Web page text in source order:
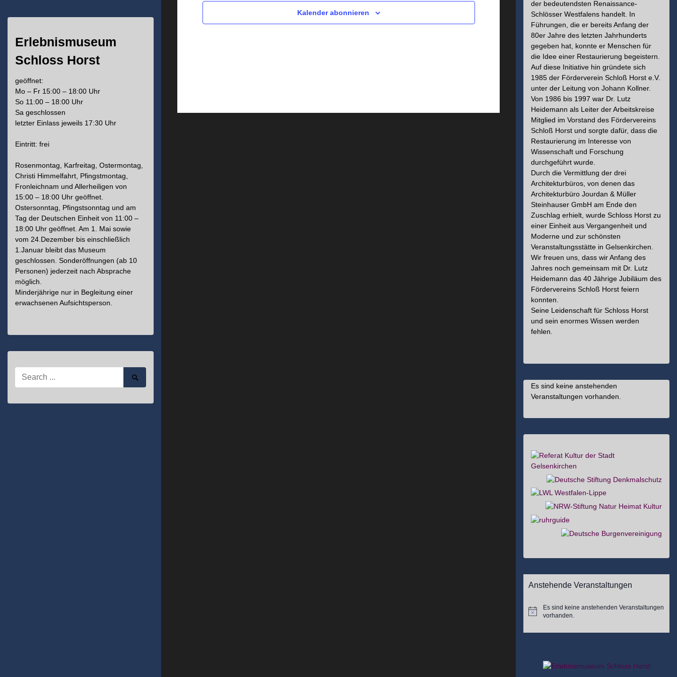
Erlebnismuseum
Schloss Horst
geöffnet:
Mo – Fr 15:00 – 18:00 Uhr
So 11:00 – 18:00 Uhr
Sa geschlossen
letzter Einlass jeweils 17:30 Uhr
Eintritt: frei
Rosenmontag, Karfreitag, Ostermontag,
Christi Himmelfahrt, Pfingstmontag,
Fronleichnam und Allerheiligen von
15:00 – 18:00 Uhr geöffnet.
Ostersonntag, Pfingstsonntag und am
Tag der Deutschen Einheit von 11:00 –
18:00 Uhr geöffnet. Am 1. Mai sowie
vom 24.Dezember bis einschließlich
1.Januar bleibt das Museum
geschlossen. Sonderöffnungen (ab 10
Personen) jederzeit nach Absprache
möglich.
Minderjährige nur in Begleitung einer
erwachsenen Aufsichtsperson.
for:
Search
Submit
Kalender abonnieren
der bedeutendsten Renaissance-
Schlösser Westfalens handelt. In
Führungen, die er bereits Anfang der
80er Jahre des letzten Jahrhunderts
gegeben hat, konnte er Menschen für
die Idee einer Restaurierung begeistern.
Auf diese Initiative hin gründete sich
1985 der Förderverein Schloß Horst e.V.
unter der Leitung von Johann Kollner.
Von 1986 bis 1997 war Dr. Lutz
Heidemann als Leiter der Arbeitskreise
Mitglied im Vorstand des Fördervereins
Schloß Horst und sorgte dafür, dass die
Restaurierung im Interesse von
Wissenschaft und Forschung
durchgeführt wurde.
Durch die Vermittlung der drei
Architekturbüros, von denen das
Architekturbüro Jourdan & Müller
Steinhauser GmbH am Ende den
Zuschlag erhielt, wurde Schloss Horst zu
einer Einheit aus Vergangenheit und
Moderne und zur schönsten
Veranstaltungsstätte in Gelsenkirchen.
Wir freuen uns, dass wir Anfang des
Jahres noch gemeinsam mit Dr. Lutz
Heidemann das 40 Jährige Jubiläum des
Fördervereins Schloß Horst feiern
konnten.
Seine Leidenschaft für Schloss Horst
und sein enormes Wissen werden
fehlen.
Es sind keine anstehenden
Veranstaltungen vorhanden.
Anstehende Veranstaltungen
Hinweis
Es sind keine anstehenden Veranstaltungen
vorhanden.